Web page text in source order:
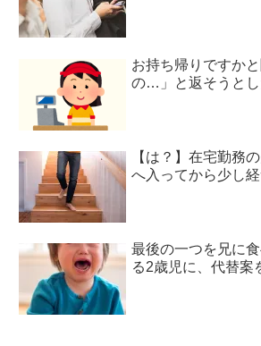
お持ち帰りですか
の…」と返そうとし
【は？】在宅勤務
へ入ってから少し
最後の一つを兄に
る2歳児に、代替案